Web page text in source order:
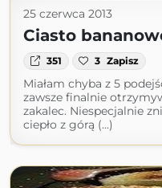
25 czerwca 2013
Ciasto
351 3 Zapisz
Miałam chyba z 5
zawsze finalnie
zakalec. Niespecjalnie
ciepło z górą (...)